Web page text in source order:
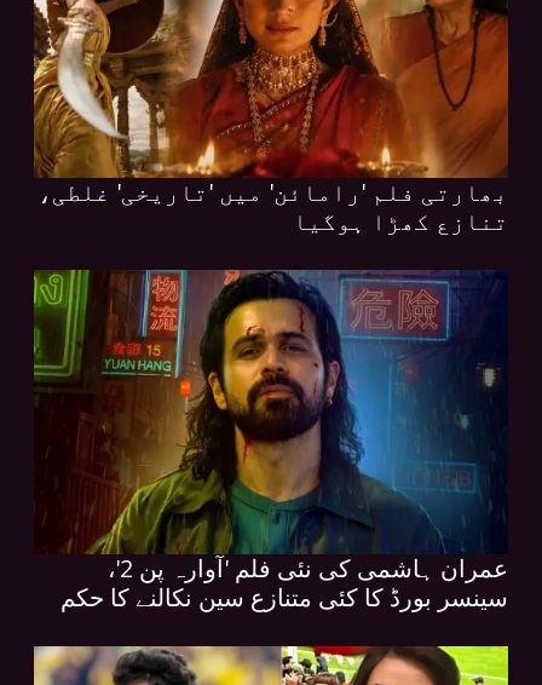
بھارتی فلم 'رامائن' میں 'تاریخی' غلطی،
تنازع کھڑا ہوگیا
عمران ہاشمی کی نئی فلم 'آوارہ پن 2'،
سینسر بورڈ کا کئی متنازع سین نکالنے کا حکم